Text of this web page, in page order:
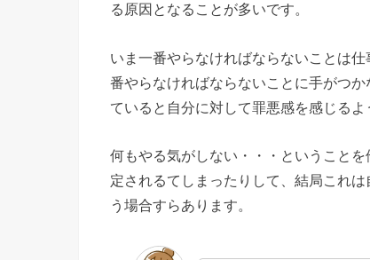
る原因となることが多いです。
いま一番やらなければならないことは
番やらなければならないことに手がつ
ていると自分に対して罪悪感を感じる
何もやる気がしない・・・ということ
定されるてしまったりして、結局これ
う場合すらあります。